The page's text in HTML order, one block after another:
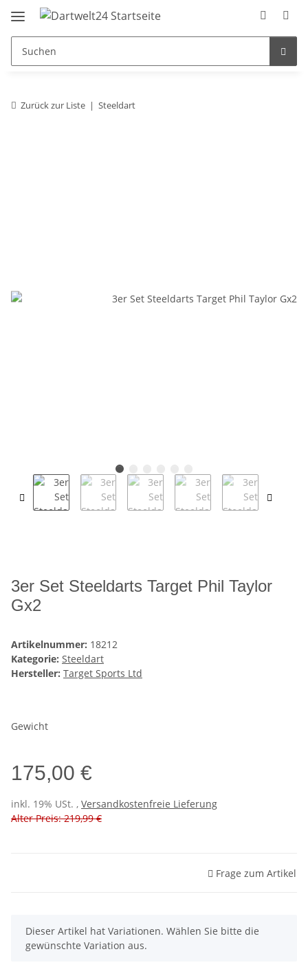
Zurück zur Liste Steeldart
3er Set Steeldarts Target Phil Taylor
Gx2
Artikelnummer: 18212
Kategorie: Steeldart
Hersteller: Target Sports Ltd
Gewicht
175,00 €
inkl. 19% USt. , Versandkostenfreie Lieferung
Alter Preis: 219,99 €
Frage zum Artikel
x
Dieser Artikel hat Variationen. Wählen Sie bitte die
gewünschte Variation aus.